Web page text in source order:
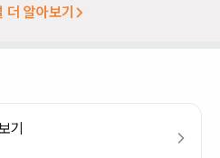
더 알아보기
기